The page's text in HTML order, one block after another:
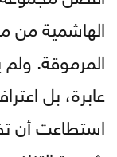
المرموقة. ولم
عابرة، بل
استطاعت أن